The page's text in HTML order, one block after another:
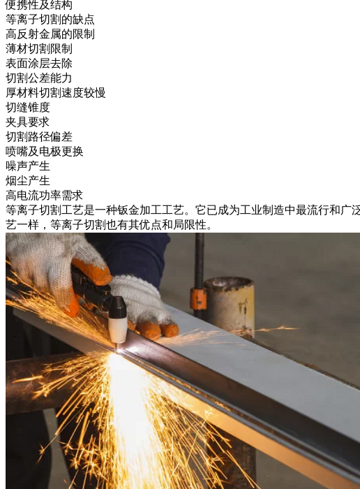
便携性及结构
等离子切割的缺点
高反射金属的限制
薄材切割限制
表面涂层去除
切割公差能力
厚材料切割速度较慢
切缝锥度
夹具要求
切割路径偏差
喷嘴及电极更换
噪声产生
烟尘产生
高电流功率需求
等离子切割工艺是一种钣金加工工艺。它已成为工业制造中最流行和广
艺一样，等离子切割也有其优点和局限性。